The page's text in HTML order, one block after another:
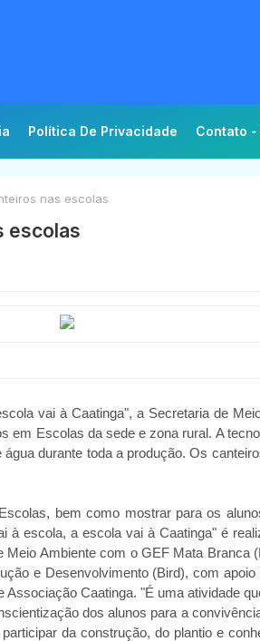
Política De Privacidade Contato
nas escolas
escolas
vai à Caatinga", a Secretaria de
em Escolas da sede e zona rural. A
durante toda a produção. Os
bem como mostrar para os
à escola, a escola vai à Caatinga" é
Ambiente com o GEF Mata Branca
e Desenvolvimento (Bird), com
Caatinga. "É uma atividade
dos alunos para a
da construção, do plantio e